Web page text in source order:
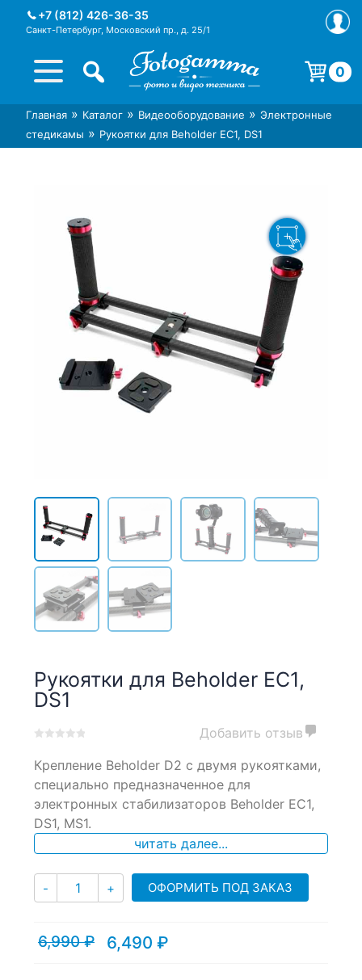
+7 (812) 426-36-35
Санкт-Петербург, Московский пр., д. 25/1
Интернет-магазин фототехники
Foto-Gamma в СПб
Магазин фотоаксессуаров foto-
gamma.ru
0
Корзина пуста.
Главная » Каталог » Видеооборудование » Электронные
стедикамы » Рукоятки для Beholder EC1, DS1
Рукоятки для Beholder EC1,
DS1
out
on
customer
ratings
Добавить отзыв
Крепление Beholder D2 с двумя рукоятками,
специально предназначенное для
электронных стабилизаторов Beholder EC1,
DS1, MS1.
читать далее...
- Количество
+ ОФОРМИТЬ ПОД ЗАКАЗ
6,990₽
Первоначальная6,490 ₽
Текущая